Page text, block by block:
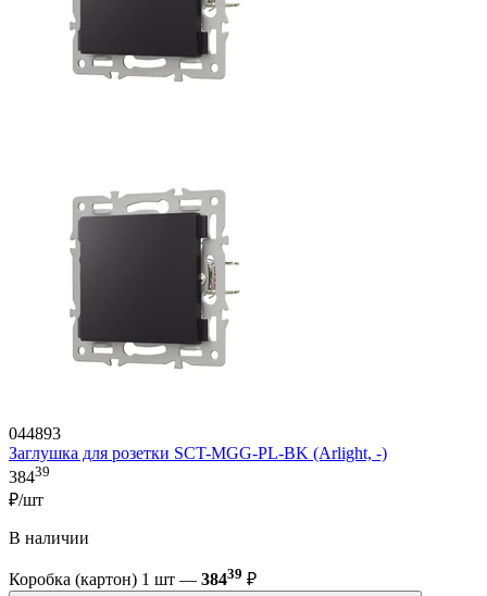
044893
Заглушка для розетки SCT-MGG-PL-BK (Arlight, -)
38439
₽/шт
В наличии
Коробка (картон) 1 шт — 38439 ₽